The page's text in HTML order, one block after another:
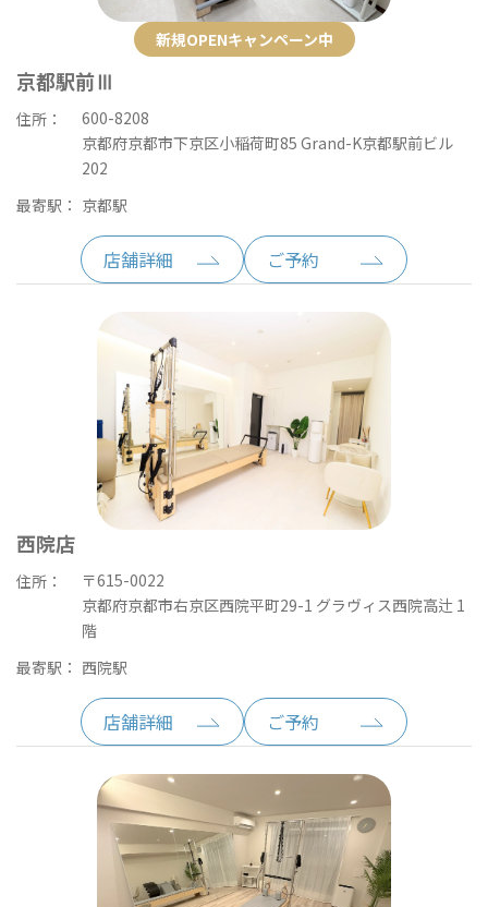
新規OPENキャンペーン中
京都駅前Ⅲ
住所：
600-8208
京都府京都市下京区小稲荷町85 Grand-K京都駅前ビル
202
最寄駅： 京都駅
店舗詳細 ご予約
西院店
住所：
〒615-0022
京都府京都市右京区西院平町29-1 グラヴィス西院高辻 1
階
最寄駅： 西院駅
店舗詳細 ご予約